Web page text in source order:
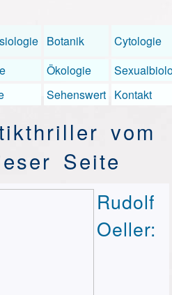
Botanik
Cytologie
Ökologie
Sehenswert Kontakt
vom
Seite
Rudolf
Oeller: